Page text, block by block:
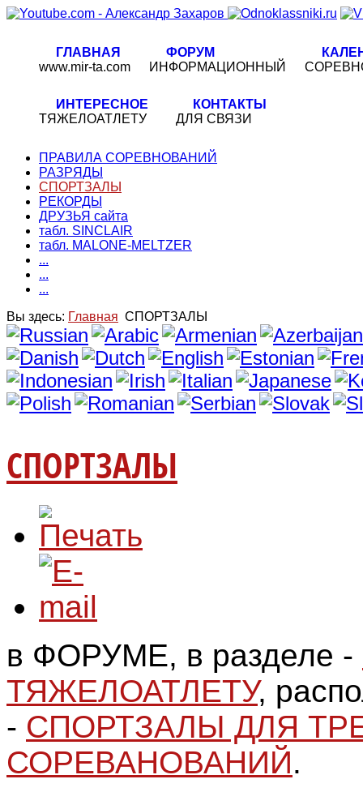
ГЛАВНАЯ
www.mir-ta.com
ФОРУМ
ИНФОРМАЦИОННЫЙ
ИНТЕРЕСНОЕ
ТЯЖЕЛОАТЛЕТУ
КОНТАКТЫ
ДЛЯ СВЯЗИ
ПРАВИЛА СОРЕВНОВАНИЙ
РАЗРЯДЫ
СПОРТЗАЛЫ
РЕКОРДЫ
ДРУЗЬЯ сайта
табл. SINCLAIR
табл. MALONE-MELTZER
...
...
...
Вы здесь: Главная СПОРТЗАЛЫ
СПОРТЗАЛЫ
в ФОРУМЕ, в разделе -
ТЯЖЕЛОАТЛЕТУ,
- СПОРТЗАЛЫ ДЛЯ
СОРЕВАНОВАНИЙ.